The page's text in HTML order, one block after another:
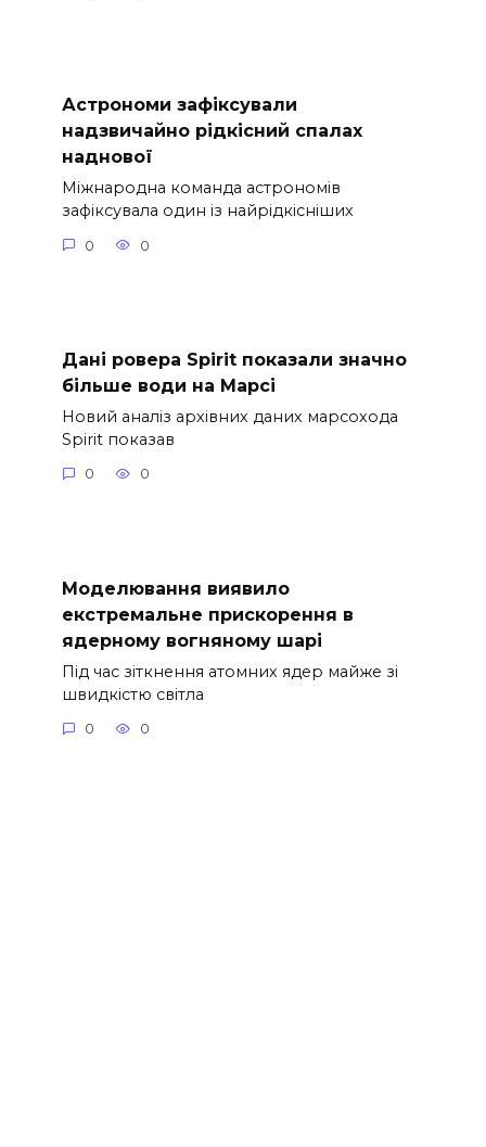
Астрономи зафіксували
надзвичайно рідкісний спалах
наднової
Міжнародна команда астрономів
зафіксувала один із найрідкісніших
0 0
Дані ровера Spirit показали значно
більше води на Марсі
Новий аналіз архівних даних марсохода
Spirit показав
0 0
Моделювання виявило
екстремальне прискорення в
ядерному вогняному шарі
Під час зіткнення атомних ядер майже зі
швидкістю світла
0 0